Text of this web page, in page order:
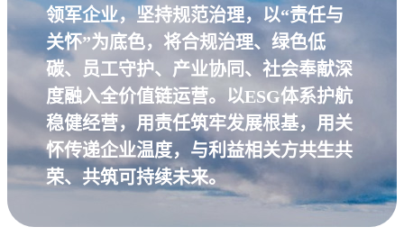
领军企业，坚持规范治理，以“责任与
关怀”为底色，将合规治理、绿色低
碳、员工守护、产业协同、社会奉献深
度融入全价值链运营。以ESG体系护航
稳健经营，用责任筑牢发展根基，用关
怀传递企业温度，与利益相关方共生共
荣、共筑可持续未来。